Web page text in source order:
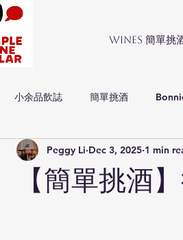
Wines 簡單挑
小余品飲誌 簡單挑酒
about wine 簡單品酒會
【簡單挑酒
Peggy Li Dec 3, 2025 1 min